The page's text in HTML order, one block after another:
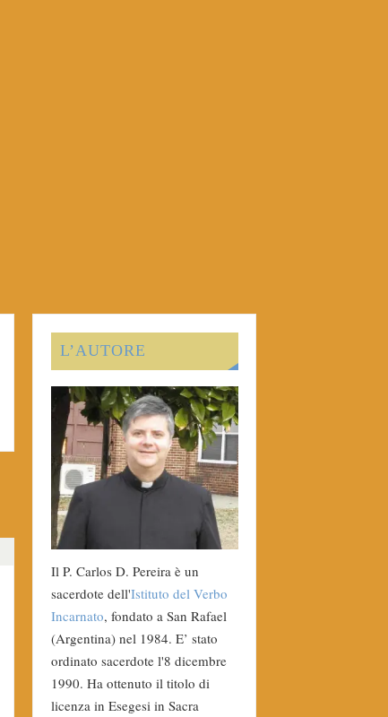
L’AUTORE
Il P. Carlos D. Pereira è un
sacerdote dell'Istituto del Verbo
Incarnato, fondato a San Rafael
(Argentina) nel 1984. E’ stato
ordinato sacerdote l'8 dicembre
1990. Ha ottenuto il titolo di
licenza in Esegesi in Sacra